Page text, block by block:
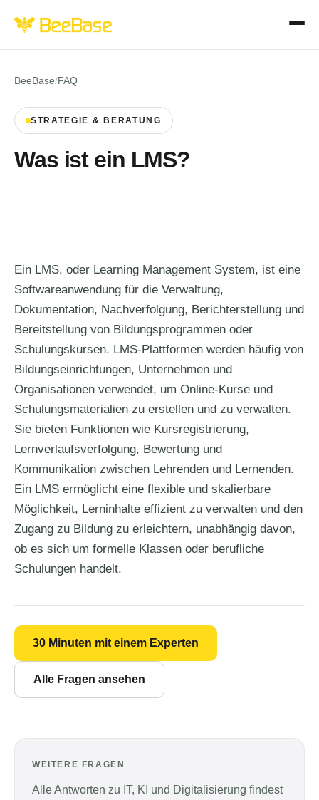
BeeBase/FAQ
STRATEGIE & BERATUNG
Was ist ein LMS?
Ein LMS, oder Learning Management System, ist eine
Softwareanwendung für die Verwaltung,
Dokumentation, Nachverfolgung, Berichterstellung und
Bereitstellung von Bildungsprogrammen oder
Schulungskursen. LMS-Plattformen werden häufig von
Bildungseinrichtungen, Unternehmen und
Organisationen verwendet, um Online-Kurse und
Schulungsmaterialien zu erstellen und zu verwalten.
Sie bieten Funktionen wie Kursregistrierung,
Lernverlaufsverfolgung, Bewertung und
Kommunikation zwischen Lehrenden und Lernenden.
Ein LMS ermöglicht eine flexible und skalierbare
Möglichkeit, Lerninhalte effizient zu verwalten und den
Zugang zu Bildung zu erleichtern, unabhängig davon,
ob es sich um formelle Klassen oder berufliche
Schulungen handelt.
30 Minuten mit einem Experten
Alle Fragen ansehen
WEITERE FRAGEN
Alle Antworten zu IT, KI und Digitalisierung findest